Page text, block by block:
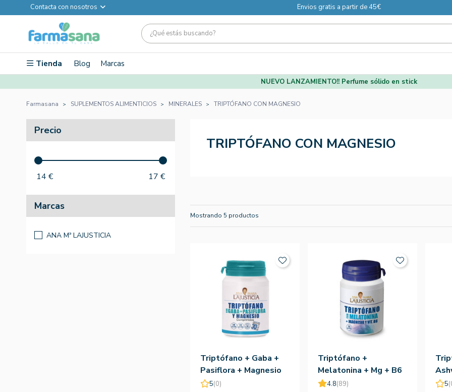
Contacta con nosotros Envios gratis a partir de 45€
Tienda Blog Marcas
NUEVO LANZAMIENTO!! Perfume sólido en stick
Farmasana SUPLEMENTOS ALIMENTICIOS MINERALES TRIPTÓFANO CON MAGNESIO
Precio
14 € 17 €
Marcas
ANA Mª LAJUSTICIA
TRIPTÓFANO CON MAGNESIO
Mostrando 5 productos
Triptófano + Gaba +
Pasiflora + Magnesio
60comp - Ana Mª
5(0)
Triptófano +
Melatonina + Mg + B6
60 Comp - Ana Mª
4.8(89) 5